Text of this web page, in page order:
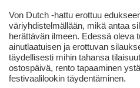
Von Dutch -hattu erottuu
väriyhdistelmällään, mikä antaa
herättävän ilmeen. Edessä oleva
ainutlaatuisen ja erottuvan
täydellisesti mihin tahansa
ostospäivä, rento tapaaminen
festivaalilookin täydentäminen.